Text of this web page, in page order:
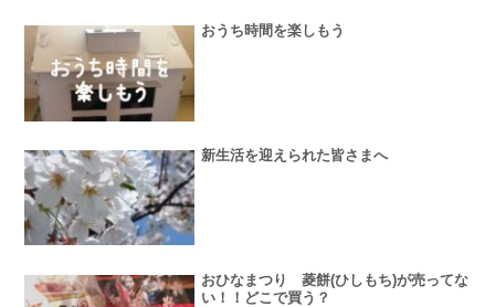
おうち時間を楽しもう
新生活を迎えられた皆さまへ
おひなまつり 菱餅(ひしもち)が売ってな
い！！どこで買う？